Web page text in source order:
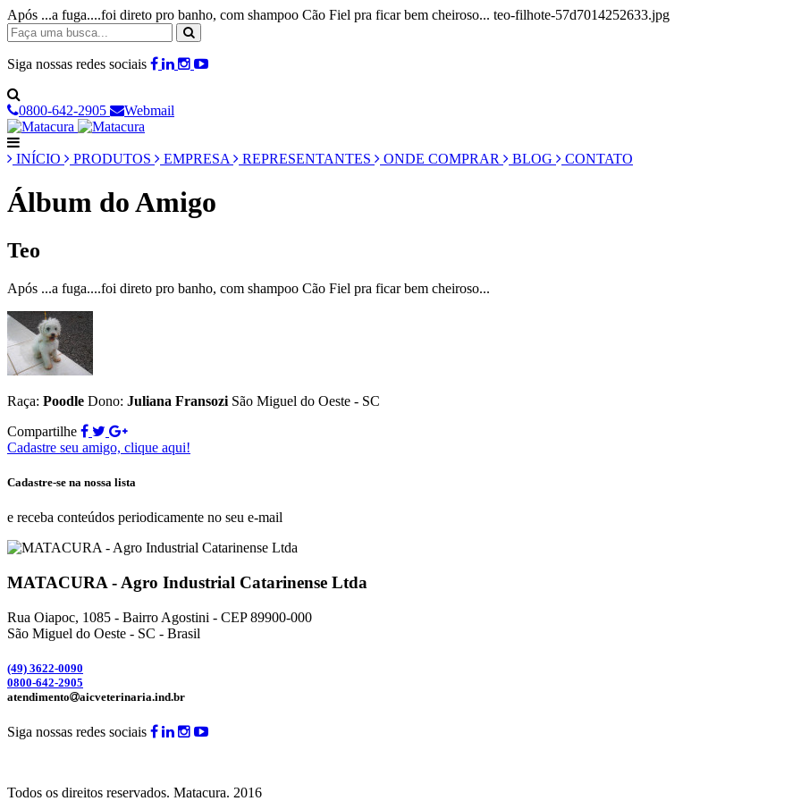
Após ...a fuga....foi direto pro banho, com shampoo Cão Fiel pra ficar bem cheiroso... teo-filhote-57d7014252633.jpg
Siga nossas redes sociais
0800-642-2905 Webmail
INÍCIO PRODUTOS EMPRESA REPRESENTANTES ONDE COMPRAR BLOG CONTATO
Álbum do Amigo
Teo
Após ...a fuga....foi direto pro banho, com shampoo Cão Fiel pra ficar bem cheiroso...
Raça: Poodle Dono: Juliana Fransozi São Miguel do Oeste - SC
Compartilhe
Cadastre seu amigo, clique aqui!
Cadastre-se na nossa lista
e receba conteúdos periodicamente no seu e-mail
MATACURA - Agro Industrial Catarinense Ltda
Rua Oiapoc, 1085 - Bairro Agostini - CEP 89900-000
São Miguel do Oeste - SC - Brasil
(49) 3622-0090
0800-642-2905
atendimento
aicveterinaria.ind.br
Siga nossas redes sociais
Todos os direitos reservados. Matacura. 2016